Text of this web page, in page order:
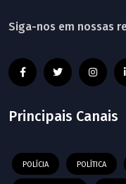
Siga-nos em nossas
Principais Canais
POLÍCIA POLÍTICA